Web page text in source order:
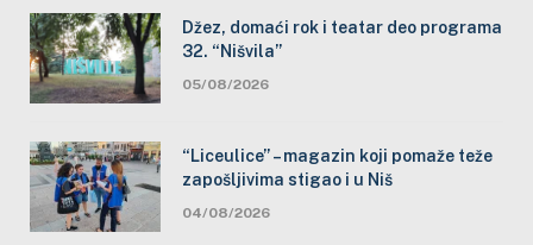
Džez, domaći rok i teatar deo programa
32. “Nišvila”
05/08/2026
“Liceulice” – magazin koji pomaže teže
zapošljivima stigao i u Niš
04/08/2026